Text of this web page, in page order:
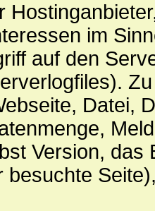
im
auf den
Datei,
Version,
besuchte